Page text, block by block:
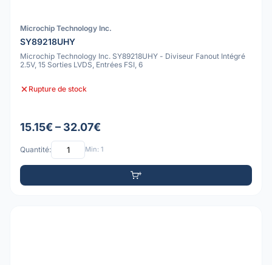
Microchip Technology Inc.
SY89218UHY
Microchip Technology Inc. SY89218UHY - Diviseur Fanout Intégré
2.5V, 15 Sorties LVDS, Entrées FSI, 6
Rupture de stock
15.15€ – 32.07€
Quantité: Min: 1